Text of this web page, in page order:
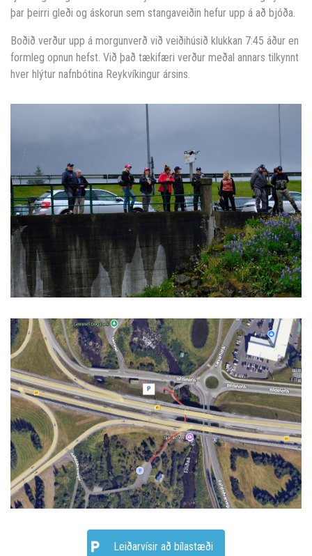
þar þeirri gleði og áskorun sem stangaveiðin hefur upp á að bjóða.
Boðið verður upp á morgunverð við veiðihúsið klukkan 7:45 áður en
formleg opnun hefst. Við það tækifæri verður meðal annars tilkynnt
hver hlýtur nafnbótina Reykvíkingur ársins.
Leiðarvísir að bílastæði